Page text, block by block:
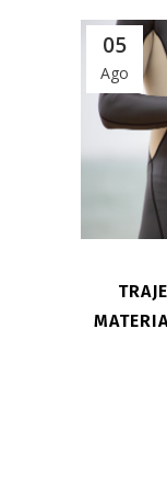
05
Ago